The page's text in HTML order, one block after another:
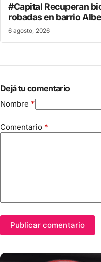
#Capital Recuperan
robadas en barrio
6 agosto, 2026
Dejá tu comentario
Nombre *
Comentario *
Publicar comentario